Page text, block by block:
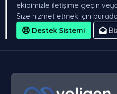
ekibimizle iletişime geçin
Size hizmet etmek için
Destek Sistemi